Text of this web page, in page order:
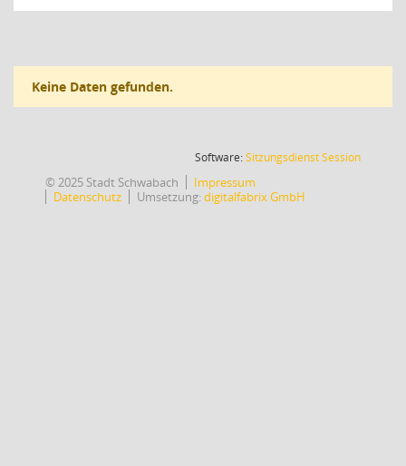
Keine Daten gefunden.
Software:SitzungsdienstSession(Wird in
© 2025 Stadt Schwabach
Impressum
Datenschutz
Umsetzung:digitalfabrix GmbH